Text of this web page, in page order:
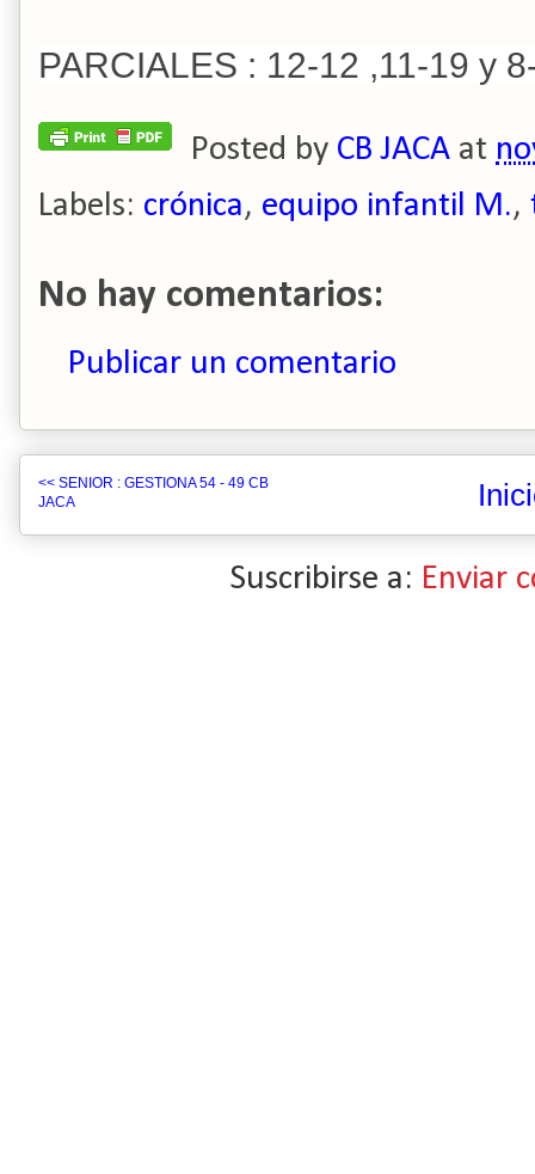
PARCIALES : 12-12 ,11-19 y
Posted by CB JACA at
Labels: crónica, equipo infantil M.,
No hay comentarios:
Publicar un comentario
<< SENIOR : GESTIONA 54 - 49 CB
JACA
Suscribirse a: Enviar